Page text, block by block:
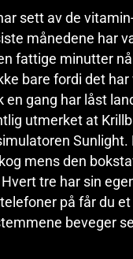
sett av de
månedene har
fattige minutter
bare fordi det
en gang har låst
utmerket at
Sunlight.
mens den
tre har sin
på får du
beveger